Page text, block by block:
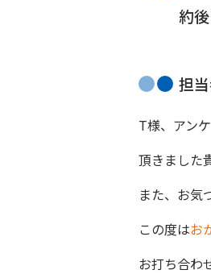
約
担
T様、アン
頂きました
また、お気
この度はお
お打ち合わ